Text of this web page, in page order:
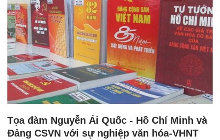
Tọa đàm Nguyễn Ái Quốc - Hồ Chí Minh và
Đảng CSVN với sự nghiệp văn hóa-VHNT